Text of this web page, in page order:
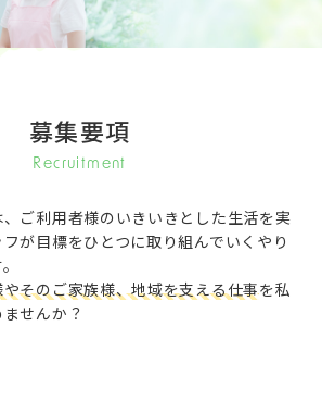
募集要項
Recruitment
ご利用者様のいきいきとした生活を実
フが目標をひとつに取り組んでいくやり
そのご家族様、地域を支える仕事を私
せんか？